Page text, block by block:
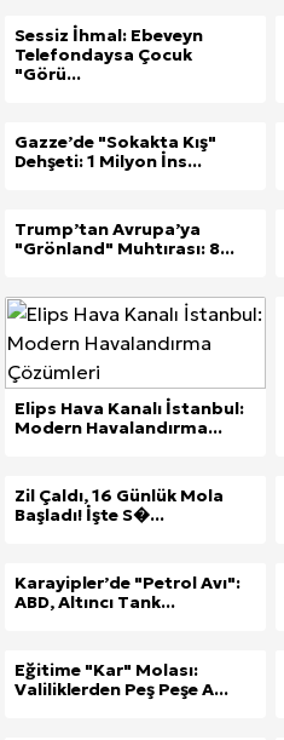
Sessiz İhmal: Ebeveyn
Telefondaysa Çocuk
"Görü...
Gazze’de "Sokakta Kış"
Dehşeti: 1 Milyon İns...
Trump’tan Avrupa’ya
"Grönland" Muhtırası: 8...
Elips Hava Kanalı İstanbul:
Modern Havalandırma...
Zil Çaldı, 16 Günlük Mola
Başladı! İşte S�...
Karayipler’de "Petrol Avı":
ABD, Altıncı Tank...
Eğitime "Kar" Molası:
Valiliklerden Peş Peşe A...